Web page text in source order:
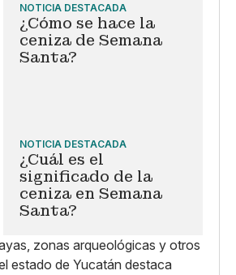
NOTICIA DESTACADA
¿Cómo se hace la
ceniza de Semana
Santa?
NOTICIA DESTACADA
¿Cuál es el
significado de la
ceniza en Semana
Santa?
zonas arqueológicas y otros
estado de Yucatán destaca